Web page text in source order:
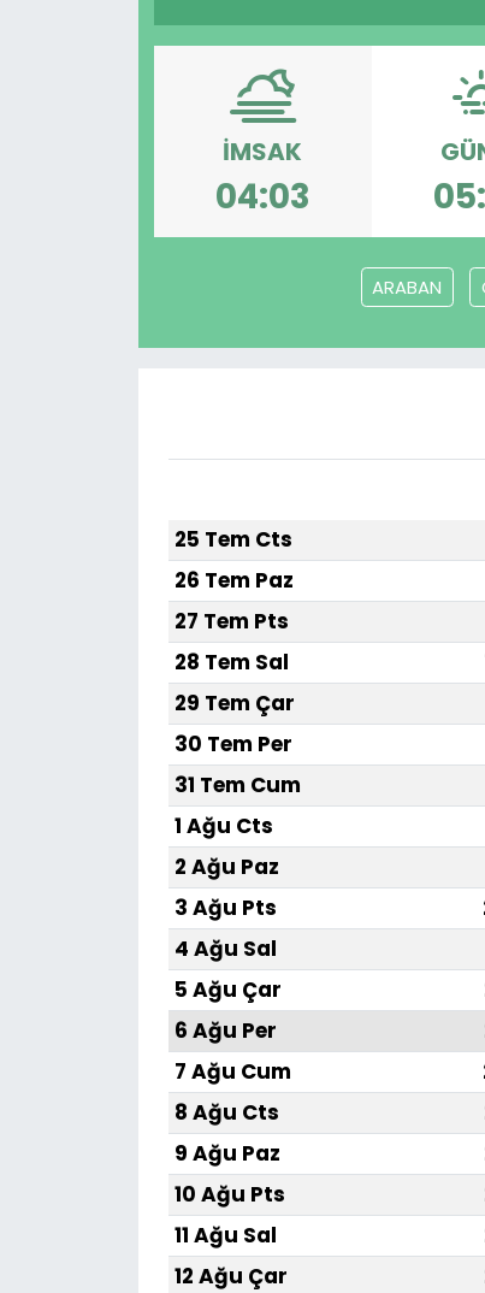
İMSAK
04:03
ARABAN
25 Tem Cts
26 Tem Paz
27 Tem Pts
28 Tem Sal
29 Tem Çar
30 Tem Per
31 Tem Cum
1 Ağu Cts
2 Ağu Paz
3 Ağu Pts
4 Ağu Sal
5 Ağu Çar
6 Ağu Per
7 Ağu Cum
8 Ağu Cts
9 Ağu Paz
10 Ağu Pts
11 Ağu Sal
12 Ağu Çar
Gündem
KKTC YEREL SEÇİM 2018
Video Galeri